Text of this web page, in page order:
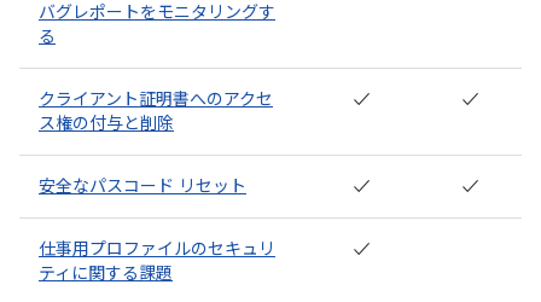
バグレポートをモニタリングす
る
クライアント証明書へのアクセ
ス権の付与と削除
✓ ✓
安全なパスコード リセット ✓ ✓
仕事用プロファイルのセキュリ
ティに関する課題
✓